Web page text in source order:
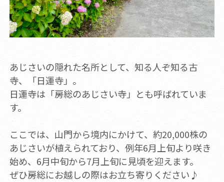
あじさいの隠れた名所として、知る人ぞ知る古
寺、「日運寺」。
日運寺は「房総のあじさい寺」とも呼ばれていま
す。
ここでは、山門から境内にかけて、約20,000株の
あじさいが植えられており、例年6月上旬より咲き
始め、6月中旬から7月上旬に見頃を迎えます。
ぜひ房総にお越しの際はお立ち寄りください♪